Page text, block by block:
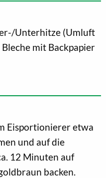
Unterhitze (Umluft
mit Backpapier
Eisportionierer etwa
und auf die
12 Minuten auf
backen.